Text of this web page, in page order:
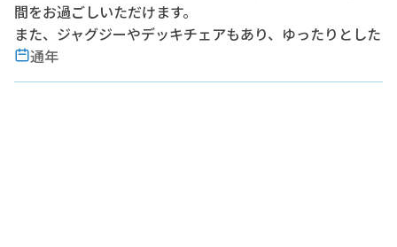
間をお過ごしいただけます。
また、ジャグジーやデッキチェアもあり、ゆったりとした
リゾートタイムをお過ごしいただけます。
通年